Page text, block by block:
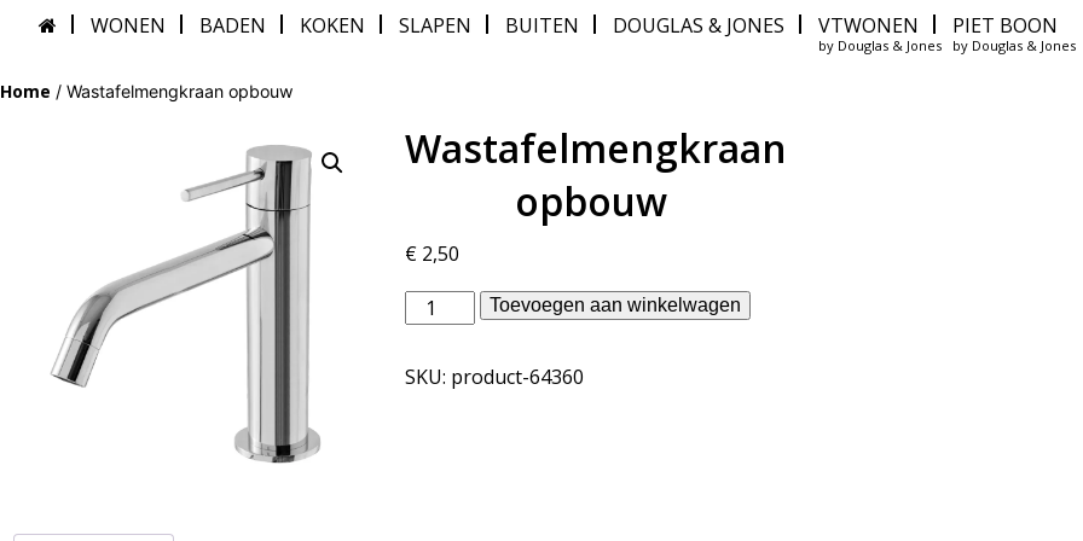
WONEN BADEN KOKEN SLAPEN BUITEN DOUGLAS & JONES VTWONEN
by Douglas & Jones
PIET BOON
by Douglas & Jones
Home / Wastafelmengkraan opbouw
Wastafelmengkraan
opbouw
€2,50
vtwonen
badkamer
Wastafelmengkraan
Toevoegen aan winkelwagen
SKU: product-64360